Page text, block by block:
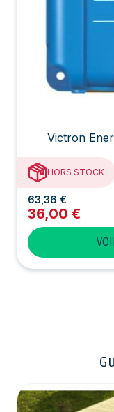
Victron
HORS STOCK
63,36 €
36,00 €